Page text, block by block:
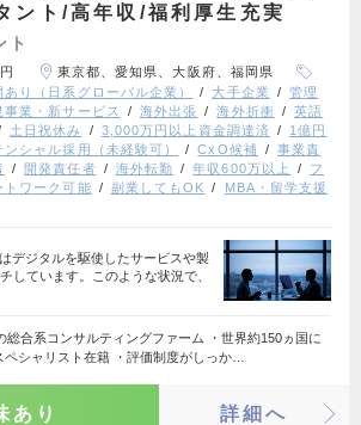
ント/高年収/福利厚生充実
ト
東京都、愛知県、大阪府、福岡県
あり（日系グローバル企業） 大手企業
管理
事業・新サービス 海外出張 海外折衝
英語
土日祝休み 3,000万円以上資金調達済
1億円
ンシャル採用（未経験可） CxO候補
事業責
開発責任者 海外転勤 年収600万以上
フ
トワーク可能 副業してもOK
MBA・留学支援
デジタルを駆使したサービスや製
しています。このような状況で、
総合系コンサルティングファーム ・世界約150ヵ国に
シャリスト在籍 ・評価制度がしっか…
あり 詳細へ